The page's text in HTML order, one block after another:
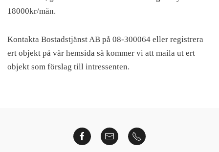
18000kr/mån.
Kontakta Bostadstjänst AB på 08-300064 eller registrera
ert objekt på vår hemsida så kommer vi att maila ut ert
objekt som förslag till intressenten.